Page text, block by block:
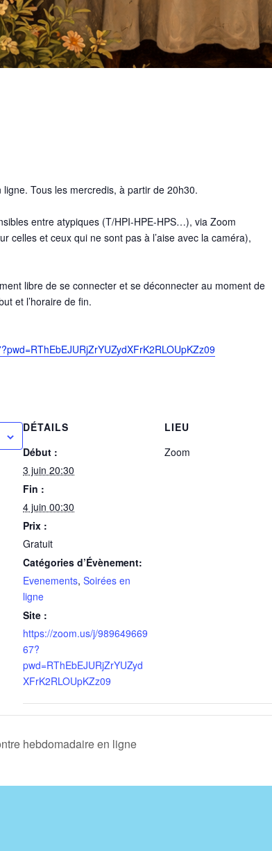
Tous les mercredis, à partir de 20h30.
entre atypiques (T/HPI-HPE-HPS…), via Zoom
celles et ceux qui ne sont pas à l’aise avec la caméra),
libre de se connecter et se déconnecter au moment de
et l’horaire de fin.
DÉTAILS
Début :
3 juin 20:30
Fin :
4 juin 00:30
Prix :
Gratuit
Catégories d’Évènement:
Evenements, Soirées en
ligne
Site :
https://zoom.us/j/989649669
67?
pwd=RThEbEJURjZrYUZyd
XFrK2RLOUpKZz09
LIEU
Zoom
hebdomadaire en ligne